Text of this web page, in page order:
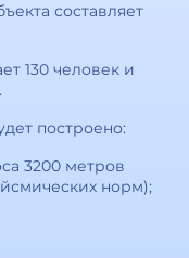
составляет
130 человек и
построено:
3200 метров
норм);